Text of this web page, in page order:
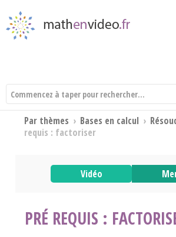
Par thèmes › Bases en calcul ›
requis : factoriser
Vidéo
PRÉ REQUIS :